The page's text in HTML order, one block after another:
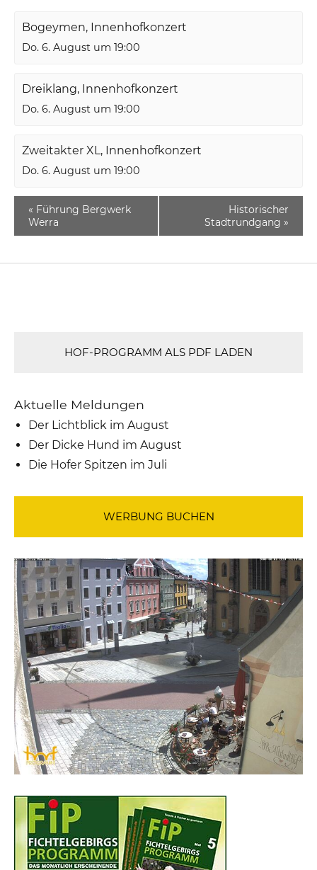
Bogeymen, Innenhofkonzert
Do. 6. August um 19:00
Dreiklang, Innenhofkonzert
Do. 6. August um 19:00
Zweitakter XL, Innenhofkonzert
Do. 6. August um 19:00
« Führung Bergwerk
Werra
Historischer
Stadtrundgang »
HOF-PROGRAMM ALS PDF LADEN
Aktuelle Meldungen
Der Lichtblick im August
Der Dicke Hund im August
Die Hofer Spitzen im Juli
WERBUNG BUCHEN